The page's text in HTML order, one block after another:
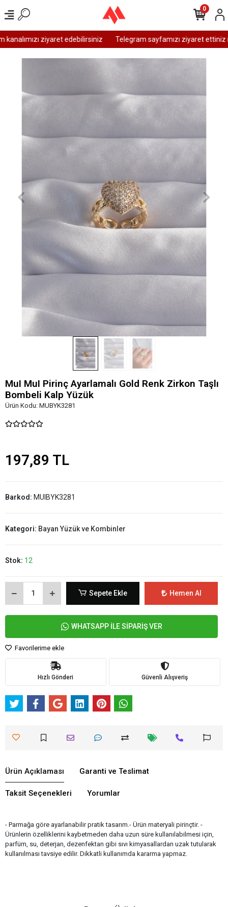
ziyaret edebilirsiniz Telegram sayfamızı ziyaret ettiniz
0
MuI MuI Pirinç Ayarlamalı Gold Renk Zirkon Taşlı
Bombeli Kalp Yüzük
Ürün Kodu: MUBYK3281
197,89 TL
Barkod: MUIBYK3281
Kategori: Bayan Yüzük ve Kombinler
Stok: 12
Sepete Ekle Hemen Al
WHATSAPP İLE SİPARİŞ VER
Favorilerime ekle
Hızlı Gönderi Güvenli Alışveriş
Ürün Açıklaması Garanti ve Teslimat
Taksit Seçenekleri Yorumlar
- Parmağa göre ayarlanabilir pratik tasarım.- Ürün materyali pirinçtir. -
Ürünlerin özelliklerini kaybetmeden daha uzun süre kullanılabilmesi için,
parfüm, su, deterjan, dezenfektan gibi sıvı kimyasallardan uzak tutularak
kullanılması tavsiye edilir. Dikkatli kullanımda kararma yapmaz.